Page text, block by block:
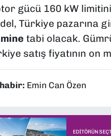
gücü 160 kW
Türkiye pazarına
tabi olacak.
satış fiyatının on
Emin Can Özen
EDITÖRÜN